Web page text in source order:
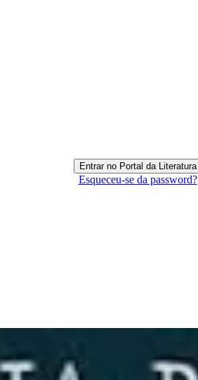
Esqueceu-se da password?